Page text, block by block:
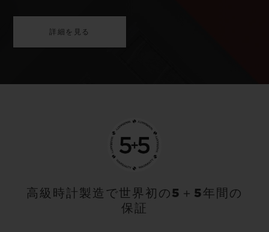
詳細を見る
高級時計製造で世界初の5＋5年間の
保証